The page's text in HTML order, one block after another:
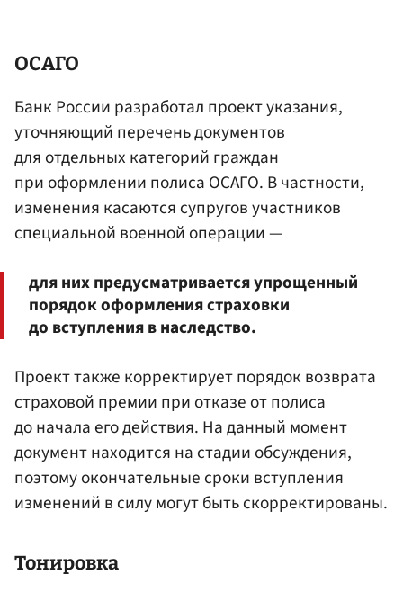
ОСАГО
Банк России разработал проект указания,
уточняющий перечень документов
для отдельных категорий граждан
при оформлении полиса ОСАГО. В частности,
изменения касаются супругов участников
специальной военной операции —
для них предусматривается упрощенный
порядок оформления страховки
до вступления в наследство.
Проект также корректирует порядок возврата
страховой премии при отказе от полиса
до начала его действия. На данный момент
документ находится на стадии обсуждения,
поэтому окончательные сроки вступления
изменений в силу могут быть скорректированы.
Тонировка